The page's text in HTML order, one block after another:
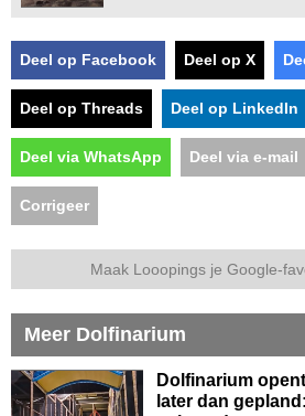
Deel op Facebook Deel op X
Deel op Threads Deel op LinkedIn
Deel via WhatsApp Deel via e-mail
Corrigeer
Maak Looopings je Google-
Meer Dolfinarium
Dolfinarium
later dan